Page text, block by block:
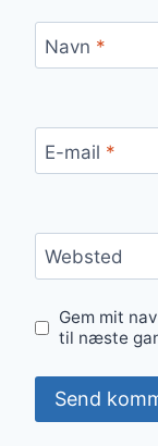
Navn *
E-mail *
Websted
Gem mit
til næste